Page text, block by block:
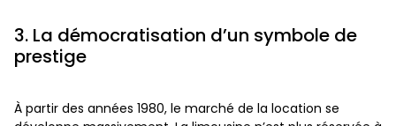
3. La démocratisation d’un symbole de
prestige
À partir des années 1980, le marché de la location se